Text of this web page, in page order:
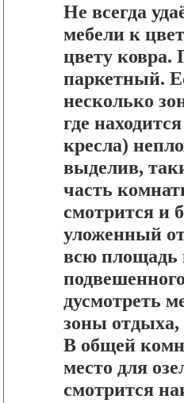
Не всегда
мебели к
цвету ковра.
паркетный.
несколько
где
кресла)
выделив,
часть
смотрится и
уложенный
всю площадь
дусмотреть
зоны отдыха,
В общей
место для
смотрится